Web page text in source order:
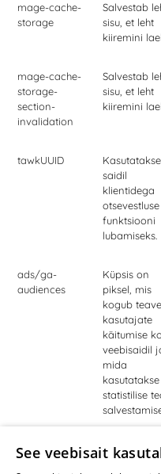
mage-cache-
storage
Salvestab
sisu, et leht
kiiremini
mage-cache-
storage-
section-
invalidation
Salvestab
sisu, et leht
kiiremini
tawkUUID
Kasutatakse
saidil
klientidega
otsevestluse
funktsiooni
lubamiseks.
ads/ga-
audiences
Küpsis on
piksel, mis
kogub
kasutajate
käitumise
veebisaidil
mida
kasutatakse
statistilise
Küpsiste kasutamist saad
See veebisait